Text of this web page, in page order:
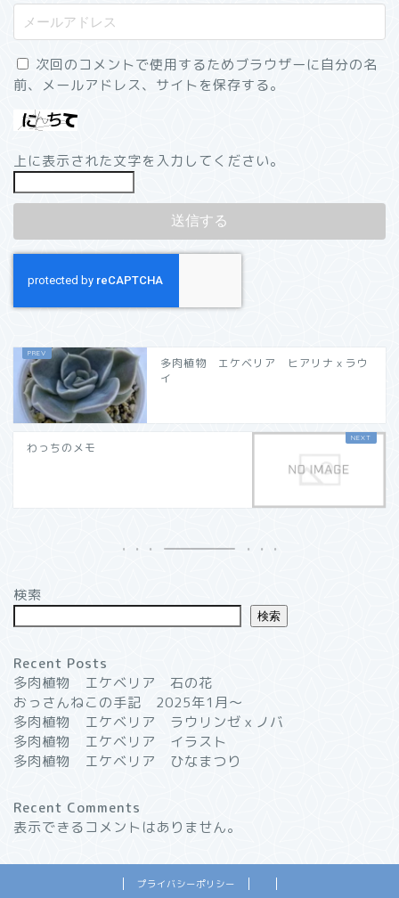
次回のコメントで使用するためブラウザーに自分の名
前、メールアドレス、サイトを保存する。
上に表示された文字を入力してください。
多肉植物 エケベリア ヒアリナｘラウ
イ
わっちのメモ
検索
検索
Recent Posts
多肉植物 エケベリア 石の花
おっさんねこの手記 2025年1月〜
多肉植物 エケベリア ラウリンゼｘノバ
多肉植物 エケベリア イラスト
多肉植物 エケベリア ひなまつり
Recent Comments
表示できるコメントはありません。
プライバシーポリシー